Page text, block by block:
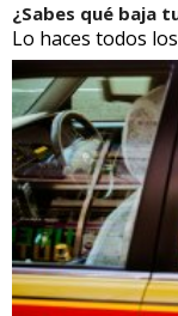
¿Sabes qué baja
Lo haces todos